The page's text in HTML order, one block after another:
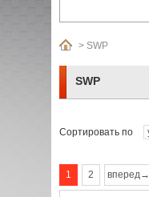
> SWP
SWP
Сортировать по
1 2 вперед→